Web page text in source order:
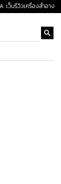
เว็บรีวิวเครื่องสำอาง